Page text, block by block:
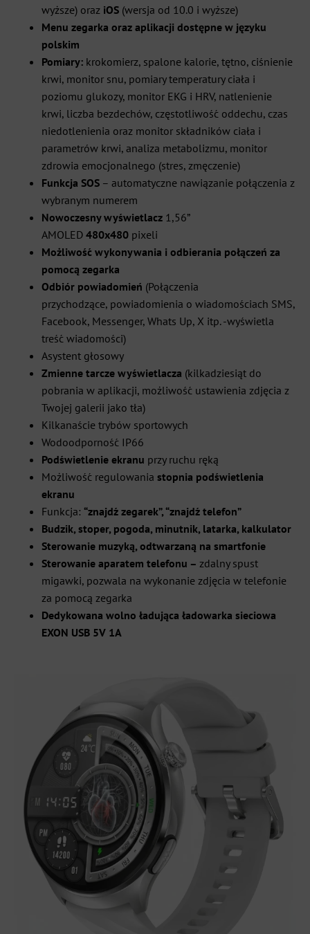
wyższe) oraz iOS (wersja od 10.0 i wyższe)
Menu zegarka oraz aplikacji dostępne w języku
polskim
Pomiary: krokomierz, spalone kalorie, tętno, ciśnienie
krwi, monitor snu, pomiary temperatury ciała i
poziomu glukozy, monitor EKG i HRV, natlenienie
krwi, liczba bezdechów, częstotliwość oddechu, czas
niedotlenienia oraz monitor składników ciała i
parametrów krwi, analiza metabolizmu, monitor
zdrowia emocjonalnego (stres, zmęczenie)
Funkcja SOS – automatyczne nawiązanie połączenia z
wybranym numerem
Nowoczesny wyświetlacz 1,56”
AMOLED 480x480 pixeli
Możliwość wykonywania i odbierania połączeń za
pomocą zegarka
Odbiór powiadomień (Połączenia
przychodzące, powiadomienia o wiadomościach SMS,
Facebook, Messenger, Whats Up, X itp. -wyświetla
treść wiadomości)
Asystent głosowy
Zmienne tarcze wyświetlacza (kilkadziesiąt do
pobrania w aplikacji, możliwość ustawienia zdjęcia z
Twojej galerii jako tła)
Kilkanaście trybów sportowych
Wodoodporność IP66
Podświetlenie ekranu przy ruchu ręką
Możliwość regulowania stopnia podświetlenia
ekranu
Funkcja: “znajdź zegarek”, “znajdź telefon”
Budzik, stoper, pogoda, minutnik, latarka, kalkulator
Sterowanie muzyką, odtwarzaną na smartfonie
Sterowanie aparatem telefonu – zdalny spust
migawki, pozwala na wykonanie zdjęcia w telefonie
za pomocą zegarka
Dedykowana wolno ładująca ładowarka sieciowa
EXON USB 5V 1A